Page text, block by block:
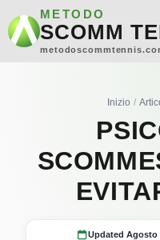
METODO
SCOMM
Inizio
Updated Agosto